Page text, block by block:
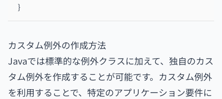
}
カスタム例外の作成方法
Javaでは標準的な例外クラスに加えて、独自のカス
タム例外を作成することが可能です。カスタム例外
を利用することで、特定のアプリケーション要件に